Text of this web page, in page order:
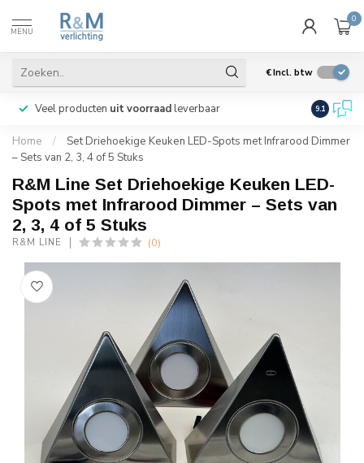
MENU
0
€Incl. btw
Veel producten uit voorraadleverbaar Wij
9.1
Home /
Set Driehoekige Keuken LED-Spots met Infrarood Dimmer
– Sets van 2, 3, 4 of 5 Stuks
R&M Line Set Driehoekige Keuken LED-
Spots met Infrarood Dimmer – Sets van
2, 3, 4 of 5 Stuks
R&M LINE (0)